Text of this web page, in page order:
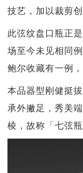
技艺，加以裁剪创
此弦纹盘口瓶正
场至今未见相同
鲍尔收藏有一例
本品器型刚健挺
承外撇足，秀美
棱，故称「七弦